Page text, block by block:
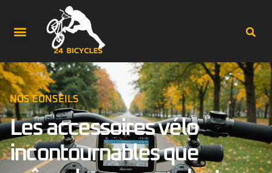
NOS CONSEILS
Les accessoires vélo
incontournables que